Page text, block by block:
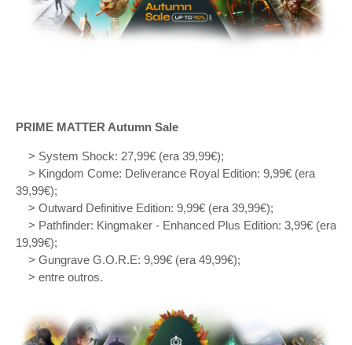
PRIME MATTER Autumn Sale
> System Shock: 27,99€ (era 39,99€);
> Kingdom Come: Deliverance Royal Edition: 9,99€ (era
39,99€);
> Outward Definitive Edition: 9,99€ (era 39,99€);
> Pathfinder: Kingmaker - Enhanced Plus Edition: 3,99€ (era
19,99€);
> Gungrave G.O.R.E: 9,99€ (era 49,99€);
> entre outros.